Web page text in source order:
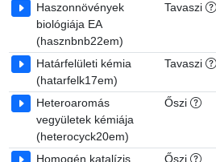
Haszonnövények
biológiája EA
(hasznbnb22em)
Tavaszi
Határfelületi kémia
(hatarfelk17em)
Tavaszi
Heteroaromás
vegyületek kémiája
(heterocyck20em)
Őszi
Homogén katalízis
Őszi